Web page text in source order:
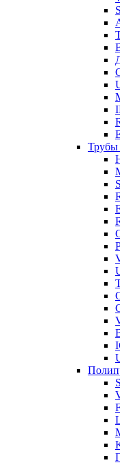
Трубы